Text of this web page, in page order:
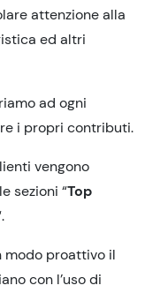
attenzione alla
ed altri
ad ogni
i propri contributi.
vengono
sezioni “Top
modo proattivo il
con l’uso di